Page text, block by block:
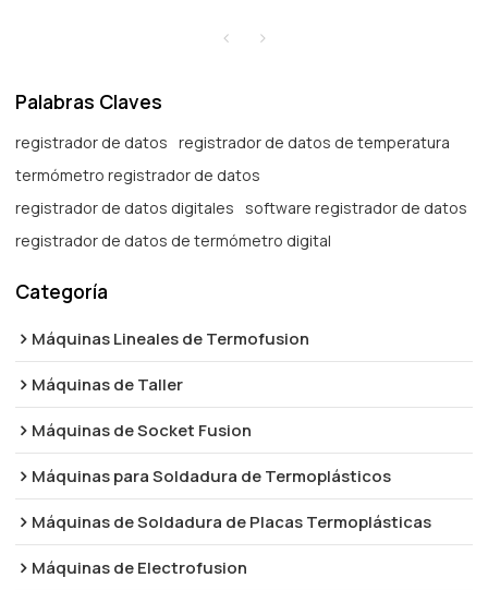
Palabras Claves
registrador de datos
registrador de datos de temperatura
termómetro registrador de datos
registrador de datos digitales
software registrador de datos
registrador de datos de termómetro digital
Categoría
Máquinas Lineales de Termofusion
Máquinas de Taller
Máquinas de Socket Fusion
Máquinas para Soldadura de Termoplásticos
Máquinas de Soldadura de Placas Termoplásticas
Máquinas de Electrofusion